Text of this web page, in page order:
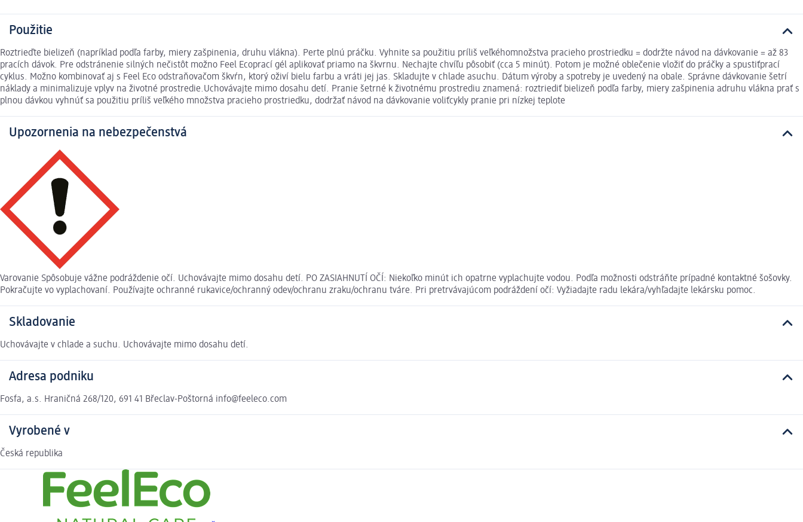
Použitie
Roztrieďte bielizeň (napríklad podľa farby, miery zašpinenia, druhu vlákna). Perte plnú práčku. Vyhnite sa použitiu príliš veľkéhomnožstva pracieho prostriedku = dodržte návod na dávkovanie = až 83
pracích dávok. Pre odstránenie silných nečistôt možno Feel Ecoprací gél aplikovať priamo na škvrnu. Nechajte chvíľu pôsobiť (cca 5 minút). Potom je možné oblečenie vložiť do práčky a spustiťprací
cyklus. Možno kombinovať aj s Feel Eco odstraňovačom škvŕn, ktorý oživí bielu farbu a vráti jej jas. Skladujte v chlade asuchu. Dátum výroby a spotreby je uvedený na obale. Správne dávkovanie šetrí
náklady a minimalizuje vplyv na životné prostredie.Uchovávajte mimo dosahu detí. Pranie šetrné k životnému prostrediu znamená: roztriediť bielizeň podľa farby, miery zašpinenia adruhu vlákna prať s
plnou dávkou vyhnúť sa použitiu príliš veľkého množstva pracieho prostriedku, dodržať návod na dávkovanie voliťcykly pranie pri nízkej teplote
Upozornenia na nebezpečenstvá
Varovanie Spôsobuje vážne podráždenie očí. Uchovávajte mimo dosahu detí. PO ZASIAHNUTÍ OČÍ: Niekoľko minút ich opatrne vyplachujte vodou. Podľa možnosti odstráňte prípadné kontaktné šošovky.
Pokračujte vo vyplachovaní. Používajte ochranné rukavice/ochranný odev/ochranu zraku/ochranu tváre. Pri pretrvávajúcom podráždení očí: Vyžiadajte radu lekára/vyhľadajte lekársku pomoc.
Skladovanie
Uchovávajte v chlade a suchu. Uchovávajte mimo dosahu detí.
Adresa podniku
Fosfa, a.s. Hraničná 268/120, 691 41 Břeclav-Poštorná info@feeleco.com
Vyrobené v
Česká republika